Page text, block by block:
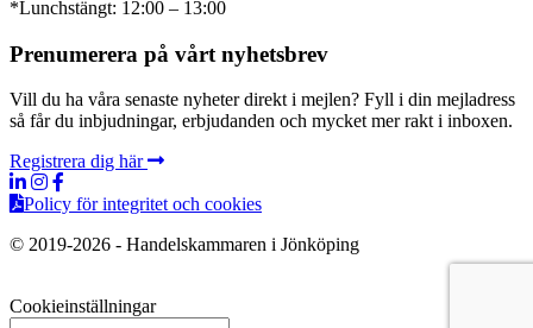
*Lunchstängt: 12:00 – 13:00
Prenumerera på vårt nyhetsbrev
Vill du ha våra senaste nyheter direkt i mejlen? Fyll i din mejladress
så får du inbjudningar, erbjudanden och mycket mer rakt i inboxen.
Registrera dig här
Policy för integritet och cookies
© 2019-2026 - Handelskammaren i Jönköping
Cookieinställningar